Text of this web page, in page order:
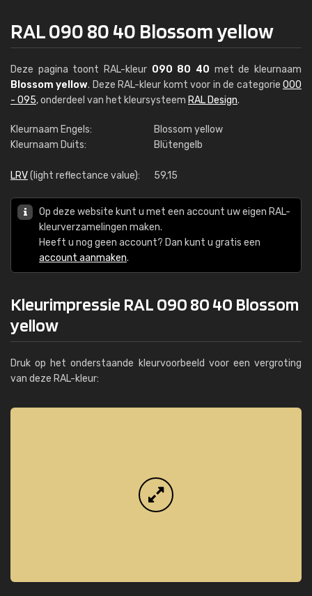
RAL 090 80 40 Blossom yellow
Deze pagina toont RAL-kleur 090 80 40 met de kleurnaam
Blossom yellow. Deze RAL-kleur komt voor in de categorie000
- 095, onderdeel van het kleursysteem RAL Design.
Kleurnaam Engels:
Blossom yellow
Kleurnaam Duits:
Blütengelb
LRV(light reflectance value): 59,15
Op deze website kunt u met een account uw eigen RAL-
kleurverzamelingen maken.
Heeft u nog geen account? Dan kunt u gratis een
account aanmaken.
Kleurimpressie RAL 090 80 40 Blossom
yellow
Druk op het onderstaande kleurvoorbeeld voor een vergroting
van deze RAL-kleur: